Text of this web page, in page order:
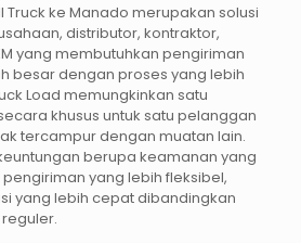
Truck ke Manado merupakan solusi
distributor, kontraktor,
yang membutuhkan pengiriman
besar dengan proses yang lebih
Load memungkinkan satu
khusus untuk satu pelanggan
tercampur dengan muatan lain.
berupa keamanan yang
yang lebih fleksibel,
yang lebih cepat dibandingkan